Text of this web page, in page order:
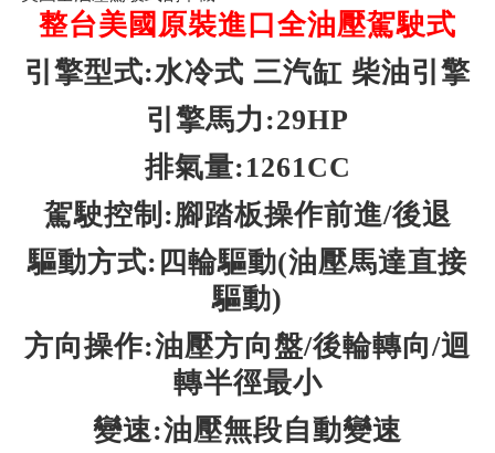
g
a
t
i
整台美國原裝進口全油壓駕駛式
引擎型式:水冷式 三汽缸 柴油引擎
引擎馬力:29HP
排氣量:1261CC
駕駛控制:腳踏板操作前進/後退
驅動方式:四輪驅動(油壓馬達直接
驅動)
方向操作:油壓方向盤/後輪轉向/迴
轉半徑最小
變速:油壓無段自動變速